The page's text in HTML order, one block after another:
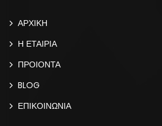
ΑΡΧΙΚΗ
Η ΕΤΑΙΡΙΑ
ΠΡΟΙΟΝΤΑ
BLOG
ΕΠΙΚΟΙΝΩΝΙΑ